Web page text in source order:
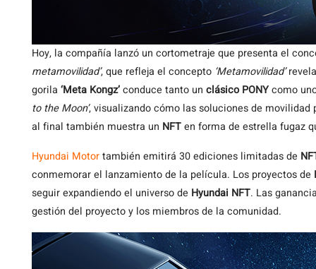
Hoy, la compañía lanzó un cortometraje que presenta el
metamovilidad’, que refleja el concepto ‘Metamovilidad’
gorila ‘Meta Kongz’conduce tanto un clásico PONYcomo
to the Moon’, visualizando cómo las soluciones de
al final también muestra un NFTen forma de estrella fugaz
Hyundai Motortambién emitirá 30 ediciones limitadas de
conmemorar el lanzamiento de la película. Los proyectos de
seguir expandiendo el universo de Hyundai NFT. Las
gestión del proyecto y los miembros de la comunidad.